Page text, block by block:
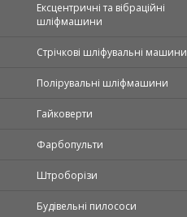
Ексцентричні та вібраційні
шліфмашини
Стрічкові шліфувальні машини
Полірувальні шліфмашини
Гайковерти
Фарбопульти
Штроборізи
Будівельні пилососи